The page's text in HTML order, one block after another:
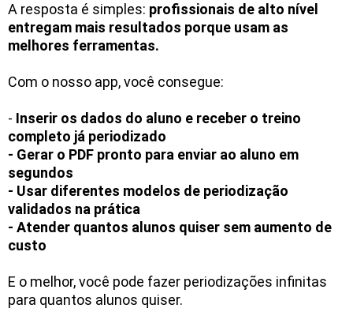
A resposta é simples: profissionais de alto nível
entregam mais resultados porque usam as
melhores ferramentas.
Com o nosso app, você consegue:
- Inserir os dados do aluno e receber o treino
completo já periodizado
- Gerar o PDF pronto para enviar ao aluno em
segundos
- Usar diferentes modelos de periodização
validados na prática
- Atender quantos alunos quiser sem aumento de
custo
E o melhor, você pode fazer periodizações infinitas
para quantos alunos quiser.